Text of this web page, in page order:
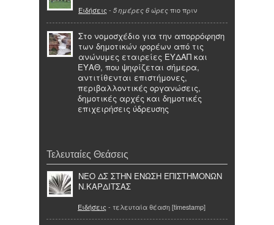
Ειδήσεις - 5 ημέρες 6 ώρες πιο πριν
Στο νομοσχέδιο για την απορρόφηση
των δημοτικών φορέων από τις
ανώνυμες εταιρείες ΕΥΔΑΠ και
ΕΥΑΘ, που ψηφίζεται σήμερα,
αντιτίθενται επιστήμονες,
περιβαλλοντικές οργανώσεις,
δημοτικές αρχές και δημοτικές
επιχειρήσεις ύδρευσης
Τελευταίες Θεάσεις
NEO ΔΣ ΣΤΗΝ ΕΝΩΣΗ ΕΠΙΣΤΗΜΟΝΩΝ
Ν.ΚΑΡΔΙΤΣΑΣ
Ειδήσεις - τελευταία θέαση [timestamp]